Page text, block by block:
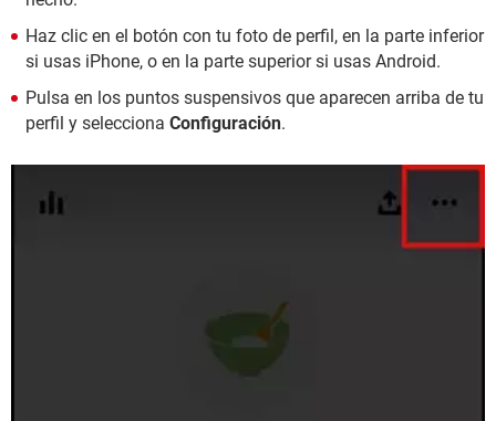
Haz clic en el botón con tu foto de perfil, en la parte inferior
si usas iPhone, o en la parte superior si usas Android.
Pulsa en los puntos suspensivos que aparecen arriba de tu
perfil y selecciona Configuración.